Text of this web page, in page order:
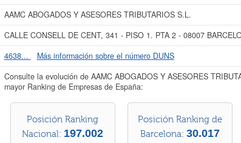
empresa AAMC ABOGADOS Y ASESORES TRIBUTARIOS SLP
TRIBUTARIOS SLP y consultar los resultados de sus
y cuentas de resultados disponibles.
actualización del informe de empresa se ha realizado el 04/08/2026.
AAMC ABOGADOS Y ASESORES TRIBUTARIOS S.L.
CALLE CONSELL DE CENT, 341 - PISO 1. PTA 2 - 08007
4638... Más información sobre el número DUNS
Consulte la evolución de AAMC ABOGADOS Y ASESORES
mayor Ranking de Empresas de España:
Posición Ranking
Nacional: 197.002
Posición Ranking de
Barcelona: 30.017